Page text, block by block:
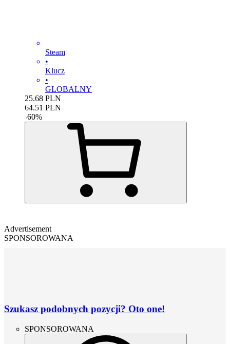
Steam
•
Klucz
•
GLOBALNY
25.68 PLN
64.51 PLN
-60%
Advertisement
SPONSOROWANA
Szukasz podobnych pozycji? Oto one!
SPONSOROWANA